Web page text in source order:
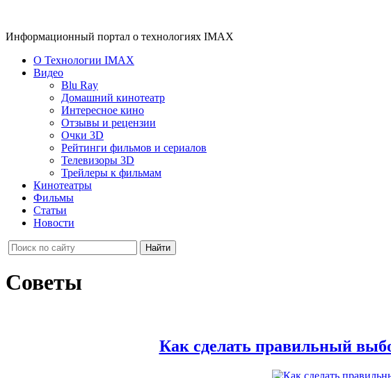
Информационный портал о технологиях IMAX
О Технологии IMAX
Видео
Blu Ray
Домашний кинотеатр
Интересное кино
Отзывы и рецензии
Очки 3D
Рейтинги фильмов и сериалов
Телевизоры 3D
Трейлеры к фильмам
Кинотеатры
Фильмы
Статьи
Новости
Советы
Как сделать правильный